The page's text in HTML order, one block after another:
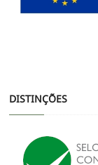
DISTINÇÕES